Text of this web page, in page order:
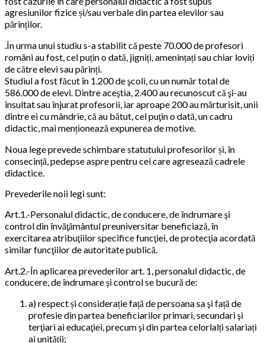
agresiunilor fizice și/sau verbale din partea elevilor sau
părinților.
.În urma unui studiu s-a stabilit că peste 70.000 de profesori
români au fost, cel puțin o dată, jigniți, amenințați sau chiar loviți
de către elevi sau părinți.
Studiul a fost făcut în 1.200 de şcoli, cu un număr total de
586.000 de elevi. Dintre aceştia, 2.400 au recunoscut că şi-au
insultat sau înjurat profesorii, iar aproape 200 au mărturisit, unii
dintre ei cu mândrie, că au bătut, cel puţin o dată, un cadru
didactic, mai menționează expunerea de motive.
Noua lege prevede schimbare statutului profesorilor și, în
consecință, pedepse aspre pentru cei care agresează cadrele
didactice.
Prevederile noii legi sunt:
Art.1.-Personalul didactic, de conducere, de îndrumare şi
control din învăţământul preuniversitar beneficiază, în
exercitarea atribuţiilor specifice funcţiei, de protecţia acordată
similar funcţiilor de autoritate publică.
Art.2.-În aplicarea prevederilor art. 1, personalul didactic, de
conducere, de îndrumare şi control se bucură de:
a) respect și considerație față de persoana sa şi față de
profesie din partea beneficiarilor primari, secundari şi
terţiari ai educaţiei, precum şi din partea celorlalți salariați
ai unității;